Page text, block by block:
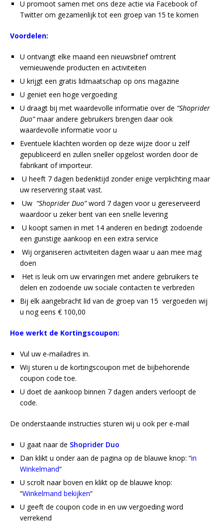
U promoot samen met ons deze actie via Facebook of
Twitter om gezamenlijk tot een groep van 15 te komen
Voordelen:
U ontvangt elke maand een nieuwsbrief omtrent
vernieuwende producten en activiteiten
U krijgt een gratis lidmaatschap op ons magazine
U geniet een hoge vergoeding
U draagt bij met waardevolle informatie over de “Shoprider
Duo”maar andere gebruikers brengen daar ook
waardevolle informatie voor u
Eventuele klachten worden op deze wijze door u zelf
gepubliceerd en zullen sneller opgelost worden door de
fabrikant of importeur.
U heeft 7 dagen bedenktijd zonder enige verplichting maar
uw reservering staat vast.
Uw “Shoprider Duo”word 7 dagen voor u gereserveerd
waardoor u zeker bent van een snelle levering
U koopt samen in met 14 anderen en bedingt zodoende
een gunstige aankoop en een extra service
Wij organiseren activiteiten dagen waar u aan mee mag
doen
Het is leuk om uw ervaringen met andere gebruikers te
delen en zodoende uw sociale contacten te verbreden
Bij elk aangebracht lid van de groep van 15 vergoeden wij
u nog eens € 100,00
Hoe werkt de Kortingscoupon:
Vul uw e-mailadres in.
Wij sturen u de kortingscoupon met de bijbehorende
coupon code toe.
U doet de aankoop binnen 7 dagen anders verloopt de
code.
De onderstaande instructies sturen wij u ook per e-mail
U gaat naar de Shoprider Duo
Dan klikt u onder aan de pagina op de blauwe knop: “in
Winkelmand“
U scrolt naar boven en klikt op de blauwe knop:
“Winkelmand bekijken“
U geeft de coupon code in en uw vergoeding word
verrekend